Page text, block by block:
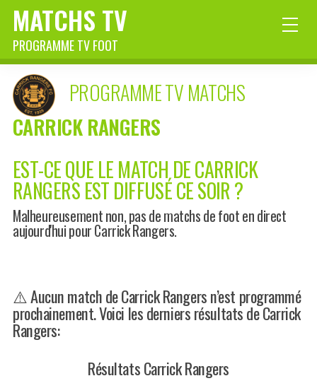
MATCHS TV
PROGRAMME TV FOOT
PROGRAMME TV MATCHS
CARRICK RANGERS
EST-CE QUE LE MATCH DE CARRICK
RANGERS EST DIFFUSÉ CE SOIR ?
Malheureusement non, pas de matchs de foot en direct
aujourd'hui pour Carrick Rangers.
⚠️ Aucun match de Carrick Rangers n’est programmé
prochainement. Voici les derniers résultats de Carrick
Rangers:
Résultats Carrick Rangers